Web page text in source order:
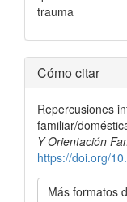
trauma
Detalles
del
artículo
Cómo citar
Repercusiones
familiar/
Y Orientación
https://doi.org/
Más formatos